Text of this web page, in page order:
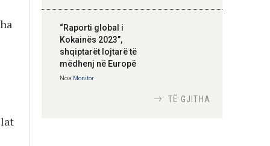
“Raporti global i
Kokainës 2023”,
shqiptarët lojtarë të
mëdhenj në Europë
Nga Monitor
TË GJITHA